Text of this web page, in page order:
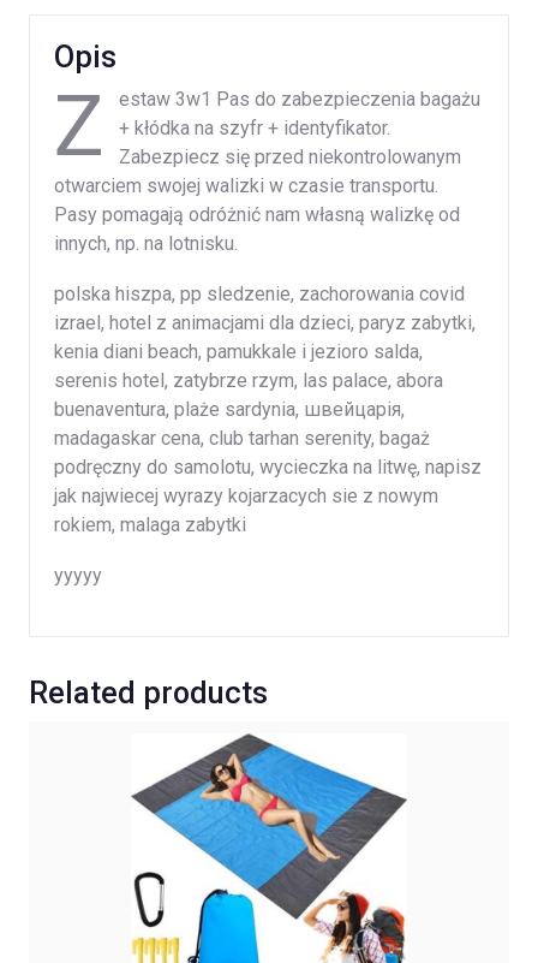
Opis
Z
estaw 3w1 Pas do zabezpieczenia bagażu
+ kłódka na szyfr + identyfikator.
Zabezpiecz się przed niekontrolowanym
otwarciem swojej walizki w czasie transportu.
Pasy pomagają odróżnić nam własną walizkę od
innych, np. na lotnisku.
polska hiszpa, pp sledzenie, zachorowania covid
izrael, hotel z animacjami dla dzieci, paryz zabytki,
kenia diani beach, pamukkale i jezioro salda,
serenis hotel, zatybrze rzym, las palace, abora
buenaventura, plaże sardynia, швейцарія,
madagaskar cena, club tarhan serenity, bagaż
podręczny do samolotu, wycieczka na litwę, napisz
jak najwiecej wyrazy kojarzacych sie z nowym
rokiem, malaga zabytki
yyyyy
Related products